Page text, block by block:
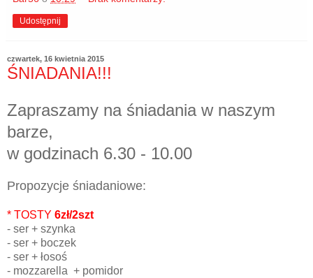
Udostępnij
czwartek, 16 kwietnia 2015
ŚNIADANIA!!!
Zapraszamy na śniadania w naszym
barze,
w godzinach 6.30 - 10.00
Propozycje śniadaniowe:
* TOSTY 6zł/2szt
- ser + szynka
- ser + boczek
- ser + łosoś
- mozzarella + pomidor